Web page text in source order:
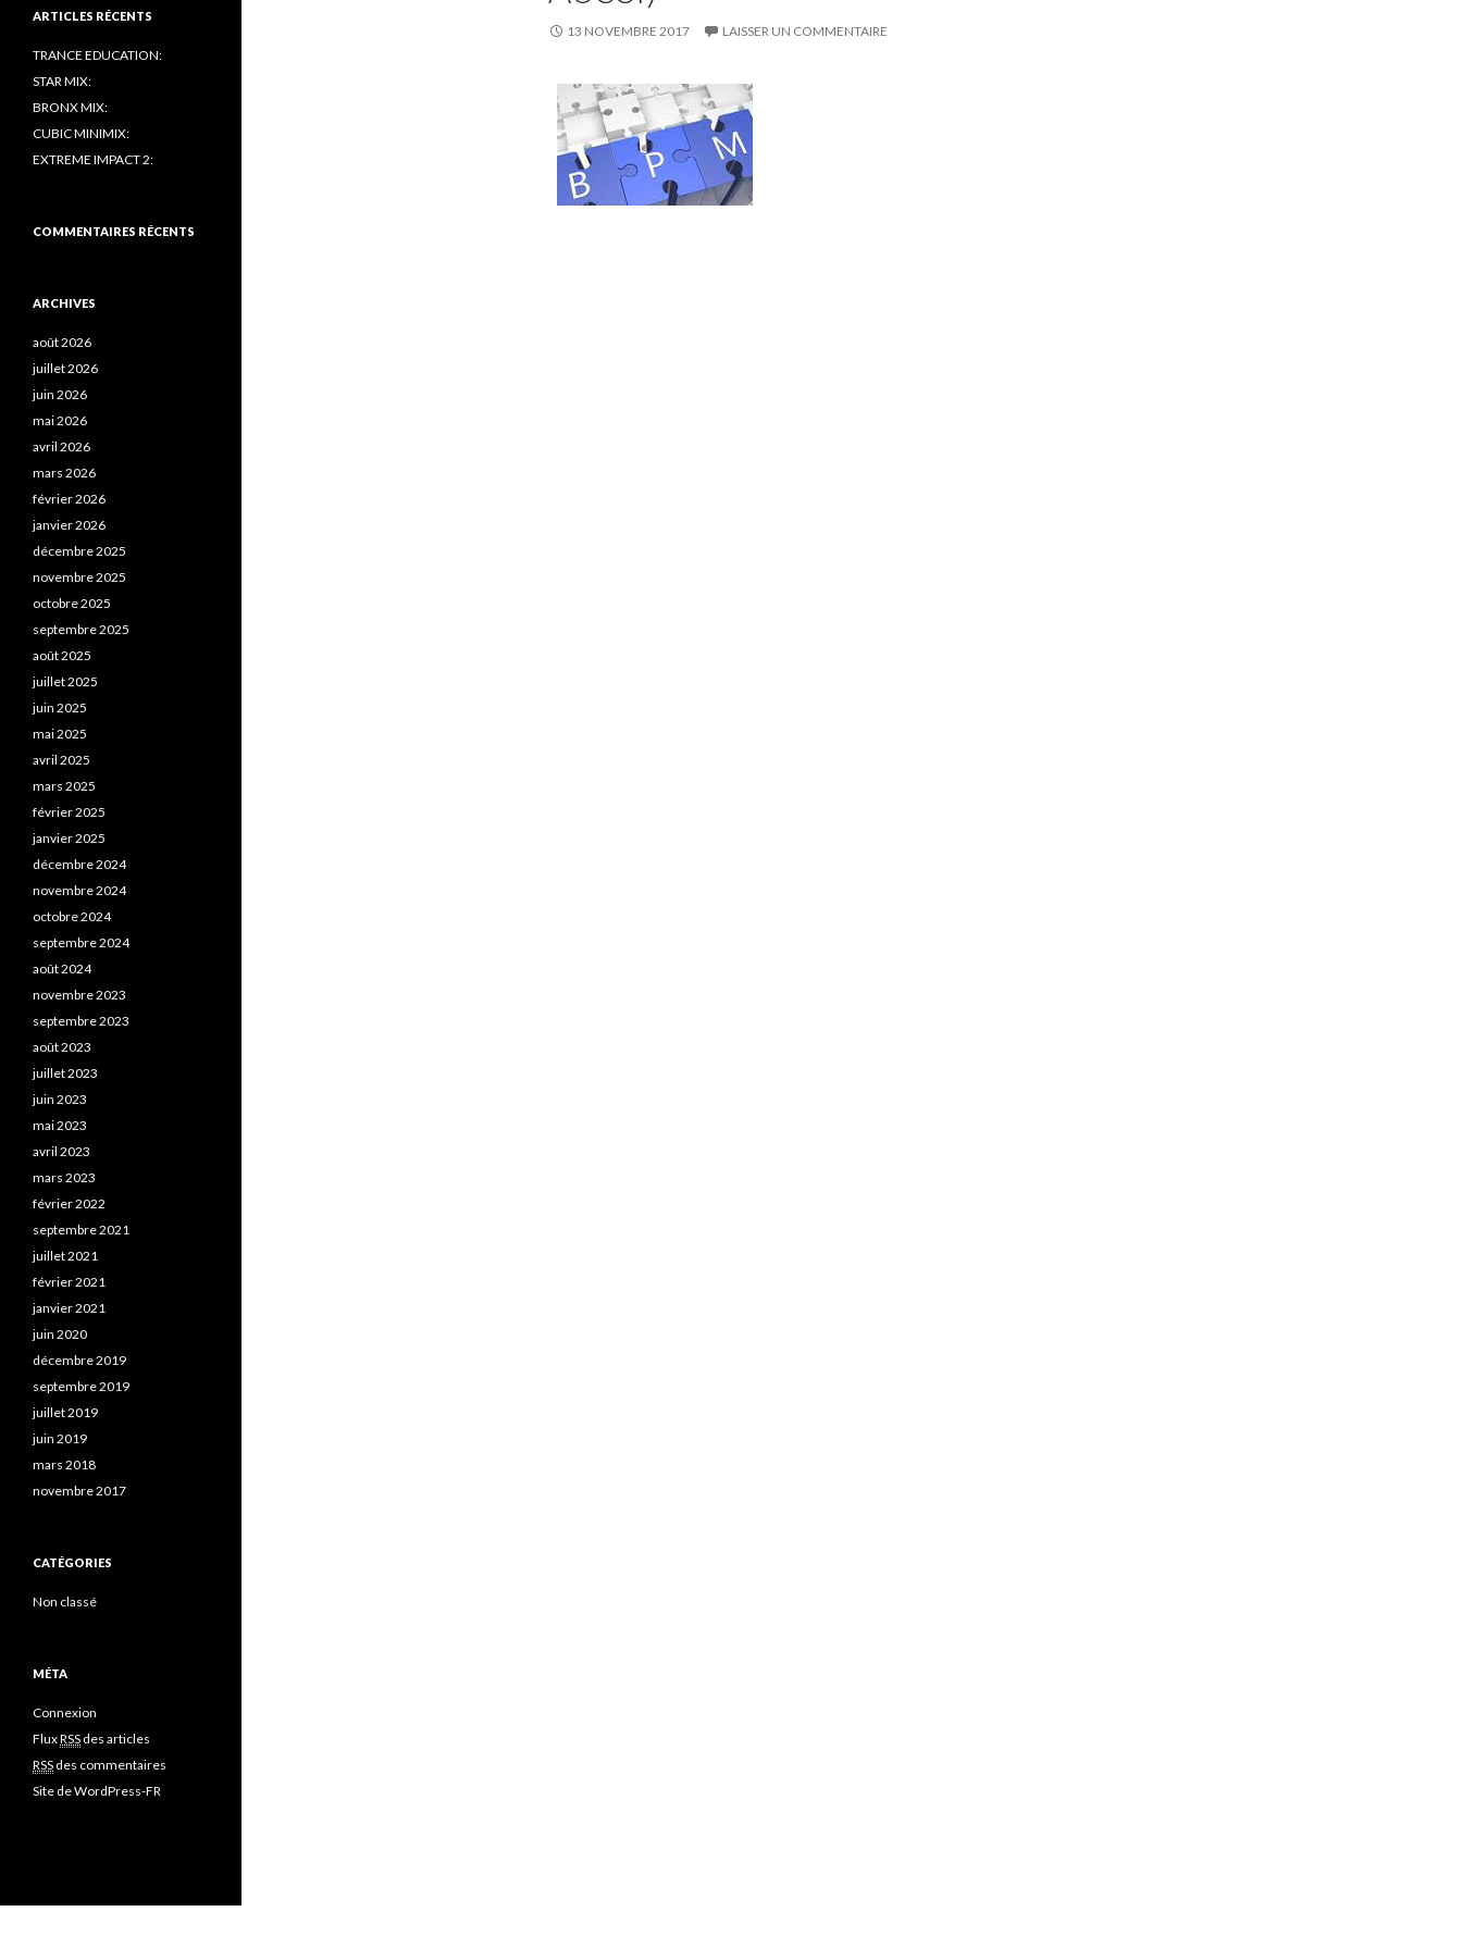
13 NOVEMBRE 2017 LAISSER UN COMMENTAIRE
ARTICLES RÉCENTS
TRANCE EDUCATION:
STAR MIX:
BRONX MIX:
CUBIC MINIMIX:
EXTREME IMPACT 2:
COMMENTAIRES RÉCENTS
ARCHIVES
août 2026
juillet 2026
juin 2026
mai 2026
avril 2026
mars 2026
février 2026
janvier 2026
décembre 2025
novembre 2025
octobre 2025
septembre 2025
août 2025
juillet 2025
juin 2025
mai 2025
avril 2025
mars 2025
février 2025
janvier 2025
décembre 2024
novembre 2024
octobre 2024
septembre 2024
août 2024
novembre 2023
septembre 2023
août 2023
juillet 2023
juin 2023
mai 2023
avril 2023
mars 2023
février 2022
septembre 2021
juillet 2021
février 2021
janvier 2021
juin 2020
décembre 2019
septembre 2019
juillet 2019
juin 2019
mars 2018
novembre 2017
CATÉGORIES
Non classé
MÉTA
Connexion
FluxRSS des articles
RSS des commentaires
Site de WordPress-FR